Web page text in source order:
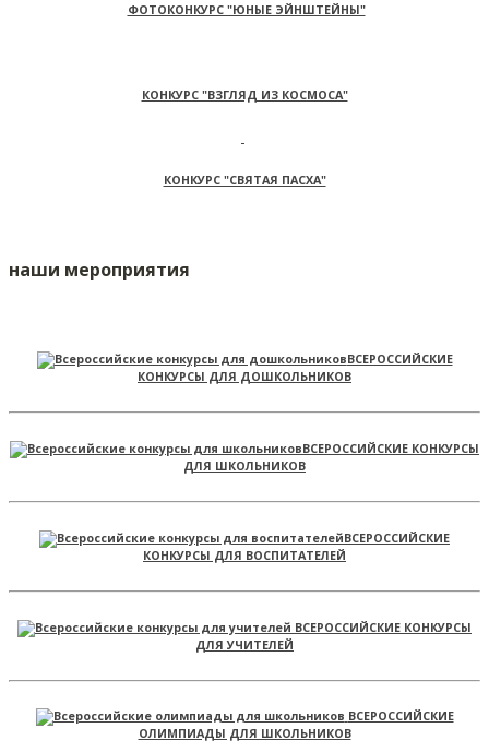
ФОТОКОНКУРС "ЮНЫЕ ЭЙНШТЕЙНЫ"
КОНКУРС "ВЗГЛЯД ИЗ КОСМОСА"
КОНКУРС "СВЯТАЯ ПАСХА"
наши мероприятия
ВСЕРОССИЙСКИЕ
КОНКУРСЫ ДЛЯ ДОШКОЛЬНИКОВ
ВСЕРОССИЙСКИЕ КОНКУРСЫ
ДЛЯ ШКОЛЬНИКОВ
ВСЕРОССИЙСКИЕ
КОНКУРСЫ ДЛЯ ВОСПИТАТЕЛЕЙ
ВСЕРОССИЙСКИЕ КОНКУРСЫ
ДЛЯ УЧИТЕЛЕЙ
ВСЕРОССИЙСКИЕ
ОЛИМПИАДЫ ДЛЯ ШКОЛЬНИКОВ